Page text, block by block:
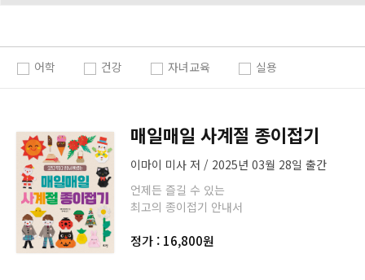
어학 건강 자녀교육 실용
매일매일 사계절 종이접기
이마이 미사 저 / 2025년 03월 28일 출간
언제든 즐길 수 있는
최고의 종이접기 안내서
정가 : 16,800원